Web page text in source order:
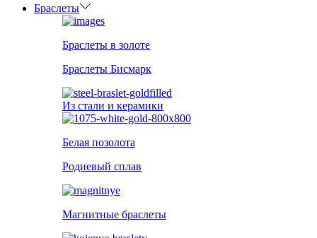
Браслеты
Браслеты в золоте
Браслеты Бисмарк
Из стали и керамики
Белая позолота
Родиевый сплав
Магнитные браслеты